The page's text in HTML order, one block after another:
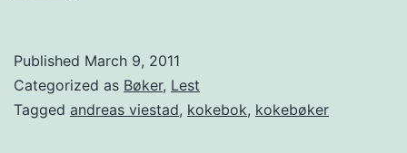
s
e
r
e
b
Published March 9, 2011
Categorized as Bøker, Lest
Tagged andreas viestad, kokebok, kokebøker